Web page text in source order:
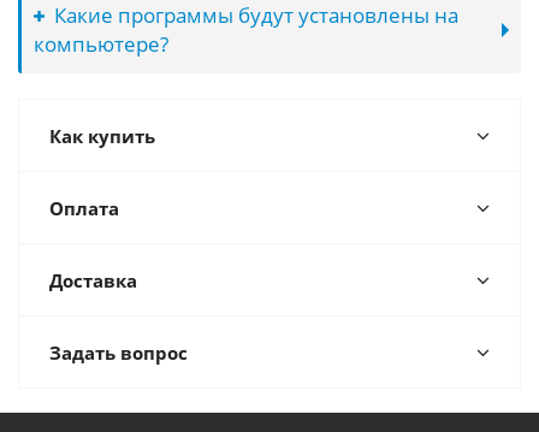
Какие программы будут установлены на
компьютере?
Как купить
Оплата
Доставка
Задать вопрос